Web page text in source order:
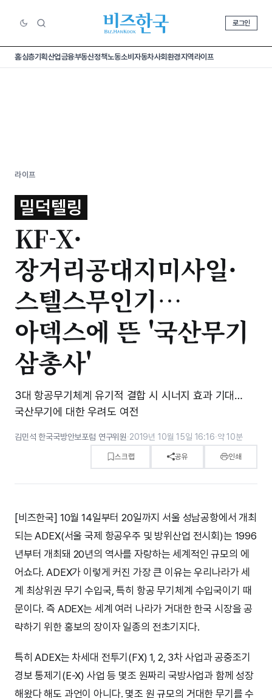
로그인
홈심층기획산업금융부동산정책노동소비 자동차사회환경지역라이프
라이프
밀덕텔링
KF-X·
장거리공대지미사일·
스텔스무인기…
아덱스에 뜬 '국산무기
삼총사'
3대 항공무기체계 유기적 결합 시 시너지 효과 기대…
국산무기에 대한 우려도 여전
김민석 한국국방안보포럼 연구위원·2019년 10월 15일 16:16·약 10분
스크랩 공유 인쇄
[비즈한국] 10월 14일부터 20일까지 서울 성남공항에서 개최
되는 ADEX(서울 국제 항공우주 및 방위산업 전시회)는 1996
년부터 개최돼 20년의 역사를 자랑하는 세계적인 규모의 에
어쇼다. ADEX가 이렇게 커진 가장 큰 이유는 우리나라가 세
계 최상위권 무기 수입국, 특히 항공 무기체계 수입국이기 때
문이다. 즉 ADEX는 세계 여러 나라가 거대한 한국 시장을 공
략하기 위한 홍보의 장이자 일종의 전초기지다.
특히 ADEX는 차세대 전투기(FX) 1, 2, 3차 사업과 공중조기
경보 통제기(E-X) 사업 등 몇조 원짜리 국방사업과 함께 성장
해왔다 해도 과언이 아니다. 몇조 원 규모의 거대한 무기를 수